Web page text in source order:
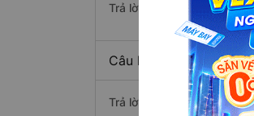
Trả lời: Vé xe rẻ nhất có
Câu hỏi: Có bao nhiêu
Trả lời: Hiện tại có 6 nhà